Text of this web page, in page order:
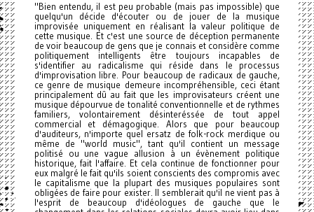
"Bien entendu, il est peu probable (mais pas impossible) que
quelqu'un décide d'écouter ou de jouer de la musique
improvisée uniquement en réalisant la valeur politique de
cette musique. Et c'est une source de déception permanente
de voir beaucoup de gens que je connais et considère comme
politiquement intelligents être toujours incapables de
s'identifier au radicalisme qui réside dans le processus
d'improvisation libre. Pour beaucoup de radicaux de gauche,
ce genre de musique demeure incompréhensible, ceci étant
principalement dû au fait que les improvisateurs créent une
musique dépourvue de tonalité conventionnelle et de rythmes
familiers, volontairement désinteréssée de tout appel
commercial et démagogique. Alors que pour beaucoup
d'auditeurs, n'importe quel ersatz de folk-rock merdique ou
même de "world music", tant qu'il contient un message
politisé ou une vague allusion à un évènement politique
historique, fait l'affaire. Et cela continue de fonctionner pour
eux malgré le fait qu'ils soient conscients des compromis avec
le capitalisme que la plupart des musiques populaires sont
obligées de faire pour exister. Il semblerait qu'il ne vient pas à
l'esprit de beaucoup d'idéologues de gauche que le